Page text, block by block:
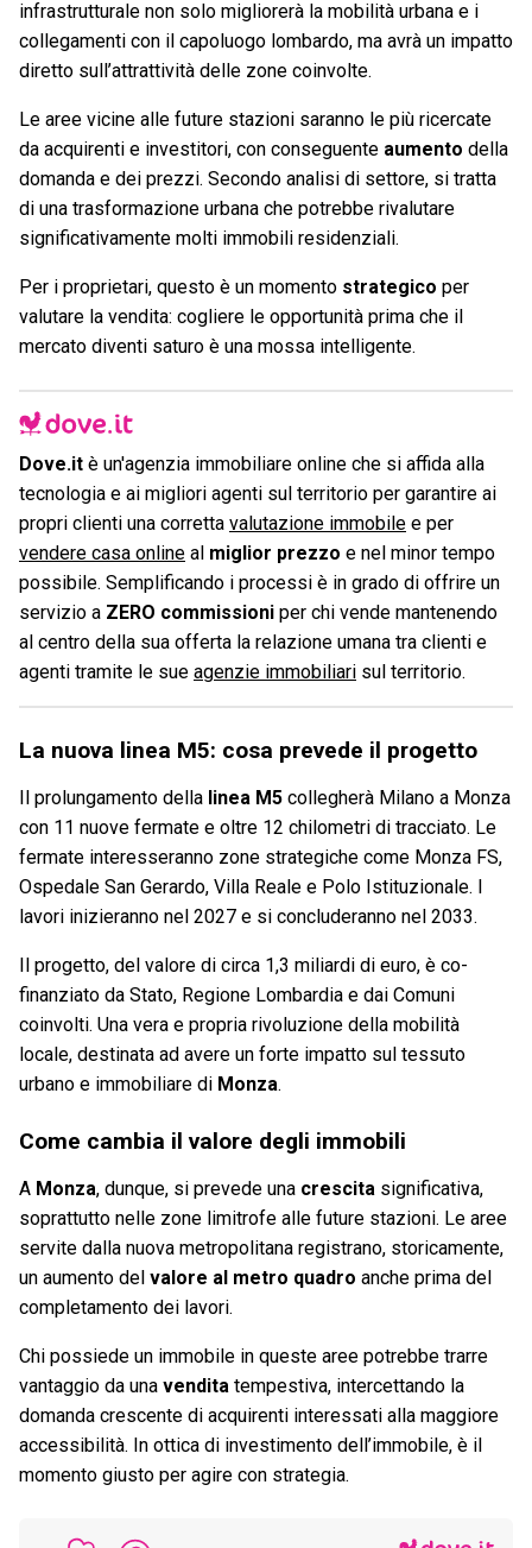
infrastrutturale non solo migliorerà la mobilità urbana e i
collegamenti con il capoluogo lombardo, ma avrà un impatto
diretto sull’attrattività delle zone coinvolte.
Le aree vicine alle future stazioni saranno le più ricercate
da acquirenti e investitori, con conseguente aumento della
domanda e dei prezzi. Secondo analisi di settore, si tratta
di una trasformazione urbana che potrebbe rivalutare
significativamente molti immobili residenziali.
Per i proprietari, questo è un momento strategico per
valutare la vendita: cogliere le opportunità prima che il
mercato diventi saturo è una mossa intelligente.
Dove.it è un'agenzia immobiliare online che si affida alla
tecnologia e ai migliori agenti sul territorio per garantire ai
propri clienti una corretta valutazione immobile e per
vendere casa online al miglior prezzo e nel minor tempo
possibile. Semplificando i processi è in grado di offrire un
servizio a ZERO commissioni per chi vende mantenendo
al centro della sua offerta la relazione umana tra clienti e
agenti tramite le sue agenzie immobiliari sul territorio.
La nuova linea M5: cosa prevede il progetto
Il prolungamento della linea M5 collegherà Milano a Monza
con 11 nuove fermate e oltre 12 chilometri di tracciato. Le
fermate interesseranno zone strategiche come Monza FS,
Ospedale San Gerardo, Villa Reale e Polo Istituzionale. I
lavori inizieranno nel 2027 e si concluderanno nel 2033.
Il progetto, del valore di circa 1,3 miliardi di euro, è co-
finanziato da Stato, Regione Lombardia e dai Comuni
coinvolti. Una vera e propria rivoluzione della mobilità
locale, destinata ad avere un forte impatto sul tessuto
urbano e immobiliare di Monza.
Come cambia il valore degli immobili
A Monza, dunque, si prevede una crescita significativa,
soprattutto nelle zone limitrofe alle future stazioni. Le aree
servite dalla nuova metropolitana registrano, storicamente,
un aumento del valore al metro quadro anche prima del
completamento dei lavori.
Chi possiede un immobile in queste aree potrebbe trarre
vantaggio da una vendita tempestiva, intercettando la
domanda crescente di acquirenti interessati alla maggiore
accessibilità. In ottica di investimento dell’immobile, è il
momento giusto per agire con strategia.